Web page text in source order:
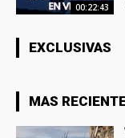
00:22:43
EXCLUSIVAS
MAS